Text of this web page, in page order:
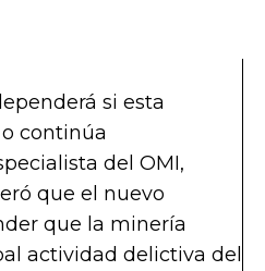
si esta
continúa
del OMI,
que el nuevo
que la minería
actividad delictiva del